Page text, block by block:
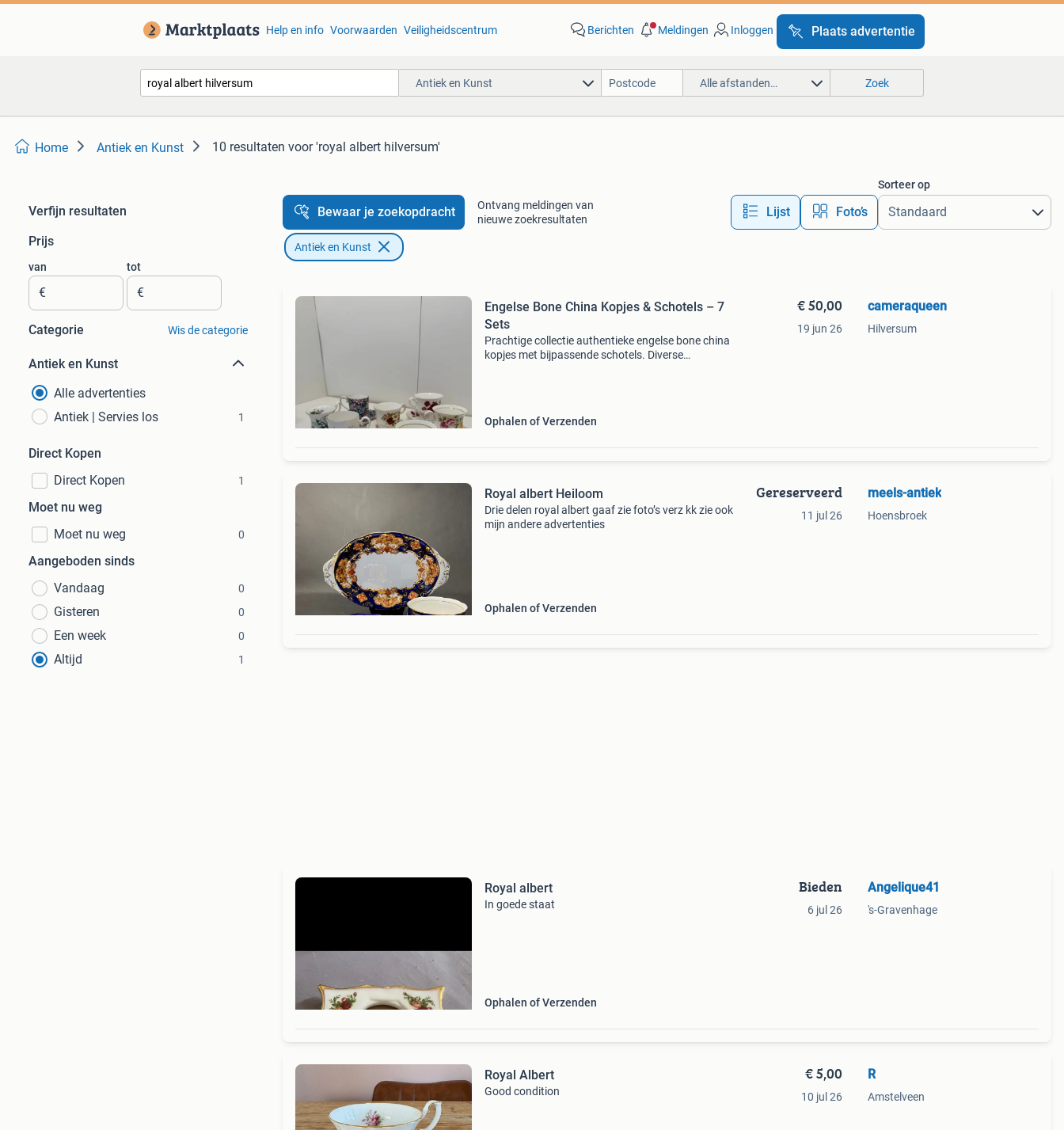
Help en info Voorwaarden Veiligheidscentrum Berichten Meldingen Inloggen Plaats advertentie
Antiek en Kunst Alle afstanden… Zoek
Home Antiek en Kunst 10 resultaten voor 'royal albert hilversum'
Verfijn resultaten
Prijs
van
€
tot
€
Categorie Wis de categorie
Antiek en Kunst
Alle advertenties
Antiek | Servies los
1
Direct Kopen
Direct Kopen
1
Moet nu weg
Moet nu weg
0
Aangeboden sinds
Vandaag
0
Gisteren 0
Een week 0
Altijd 1
Bewaar je zoekopdracht
Ontvang meldingen van
nieuwe zoekresultaten
Lijst Foto’s
Sorteer op
Antiek en Kunst
Engelse Bone China Kopjes & Schotels – 7
Sets
Prachtige collectie authentieke engelse bone china
kopjes met bijpassende schotels. Diverse
Ophalen of Verzenden
€ 50,00
19 jun 26
cameraqueen
Hilversum
Royal albert Heiloom
Drie delen royal albert gaaf zie foto’s verz kk zie ook
mijn andere advertenties
Ophalen of Verzenden
Gereserveerd
11 jul 26
meels-antiek
Hoensbroek
Royal albert
In goede staat
Ophalen of Verzenden
Bieden
6 jul 26
Angelique41
's-Gravenhage
Royal Albert
Good condition
€ 5,00
10 jul 26
R
Amstelveen